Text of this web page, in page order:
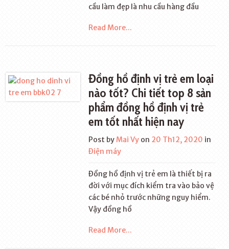
cầu làm đẹp là nhu cầu hàng đầu
Read More...
Đồng hồ định vị trẻ em loại
nào tốt? Chi tiết top 8 sản
phẩm đồng hồ định vị trẻ
em tốt nhất hiện nay
Post byMai Vy on 20 Th12, 2020 in
Điện máy
Đồng hồ định vị trẻ em là thiết bị ra
đời với mục đích kiểm tra vào bảo vệ
các bé nhỏ trước những nguy hiểm.
Vậy đồng hồ
Read More...